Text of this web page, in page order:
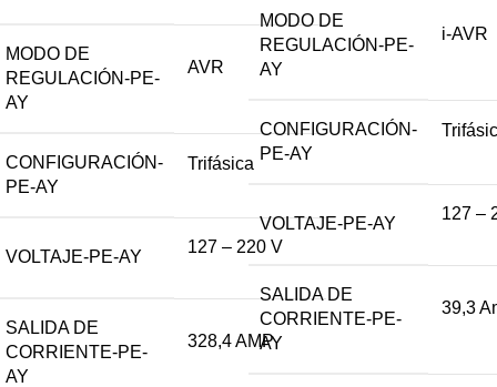
MODO DE
REGULACIÓN-PE-
AY
AVR
CONFIGURACIÓN-
PE-AY
Trifásica
VOLTAJE-PE-AY
127 – 220 V
SALIDA DE
CORRIENTE-PE-
AY
328,4 AMP
MODO DE
REGULACIÓN-PE-
AY
i-AVR
CONFIGURACIÓN-
PE-AY
VOLTAJE-PE-AY
127 –
SALIDA DE
CORRIENTE-PE-
AY
39,3